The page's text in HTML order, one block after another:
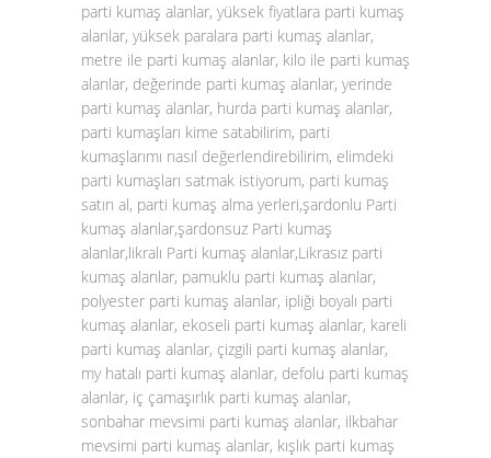
parti kumaş alanlar, yüksek fiyatlara parti kumaş
alanlar, yüksek paralara parti kumaş alanlar,
metre ile parti kumaş alanlar, kilo ile parti kumaş
alanlar, değerinde parti kumaş alanlar, yerinde
parti kumaş alanlar, hurda parti kumaş alanlar,
parti kumaşları kime satabilirim, parti
kumaşlarımı nasıl değerlendirebilirim, elimdeki
parti kumaşları satmak istiyorum, parti kumaş
satın al, parti kumaş alma yerleri,şardonlu Parti
kumaş alanlar,şardonsuz Parti kumaş
alanlar,likralı Parti kumaş alanlar,Likrasız parti
kumaş alanlar, pamuklu parti kumaş alanlar,
polyester parti kumaş alanlar, ipliği boyalı parti
kumaş alanlar, ekoseli parti kumaş alanlar, kareli
parti kumaş alanlar, çizgili parti kumaş alanlar,
my hatalı parti kumaş alanlar, defolu parti kumaş
alanlar, iç çamaşırlık parti kumaş alanlar,
sonbahar mevsimi parti kumaş alanlar, ilkbahar
mevsimi parti kumaş alanlar, kışlık parti kumaş